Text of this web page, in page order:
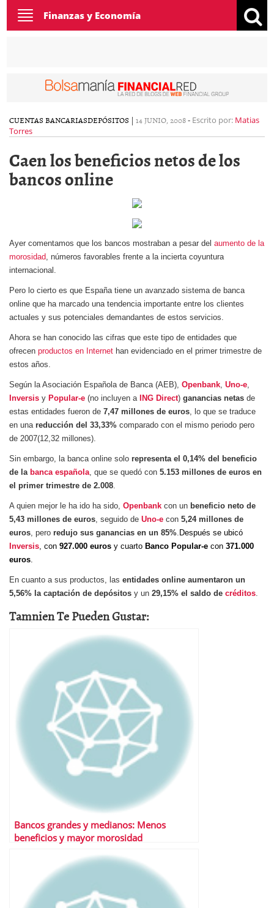
Toggle
navigation
Finanzas y Economía
CUENTAS BANCARIASDEPÓSITOS | 14 JUNIO, 2008- Escrito por: Matias
Torres
Caen los beneficios netos de los
bancos online
Ayer comentamos que los bancos mostraban a pesar del aumento de la
morosidad, números favorables frente a la incierta coyuntura
internacional.
Pero lo cierto es que España tiene un avanzado sistema de banca
online que ha marcado una tendencia importante entre los clientes
actuales y sus potenciales demandantes de estos servicios.
Ahora se han conocido las cifras que este tipo de entidades que
ofrecen productos en Internet han evidenciado en el primer trimestre de
estos años.
Según la Asociación Española de Banca (AEB), Openbank, Uno-e,
Inversis y Popular-e (no incluyen a ING Direct) ganancias netas de
estas entidades fueron de 7,47 millones de euros, lo que se traduce
en una reducción del 33,33% comparado con el mismo periodo pero
de 2007(12,32 millones).
Sin embargo, la banca online solo representa el 0,14% del beneficio
de la banca española, que se quedó con 5.153 millones de euros en
el primer trimestre de 2.008.
A quien mejor le ha ido ha sido, Openbank con un beneficio neto de
5,43 millones de euros, seguido de Uno-e con 5,24 millones de
euros, pero redujo sus ganancias en un 85%. Después se ubicó
Inversis, con 927.000 euros y cuarto Banco Popular-e con 371.000
euros.
En cuanto a sus productos, las entidades online aumentaron un
5,56% la captación de depósitos y un 29,15% el saldo de créditos.
Tamnien Te Pueden Gustar:
Bancos grandes y medianos: Menos
beneficios y mayor morosidad